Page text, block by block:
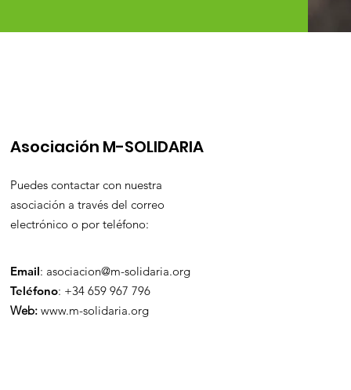
Asociación M-SOLIDARIA
Puedes contactar con nuestra
asociación a través del correo
electrónico o por teléfono:
Email: asociacion@m-solidaria.org
Teléfono: +34 659 967 796
Web: www.m-solidaria.org